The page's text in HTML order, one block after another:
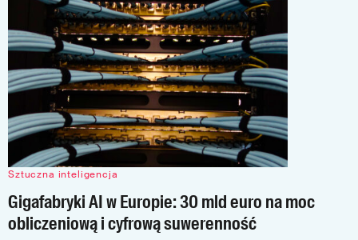
Sztuczna inteligencja
Gigafabryki AI w Europie: 30 mld euro na moc
obliczeniową i cyfrową suwerenność